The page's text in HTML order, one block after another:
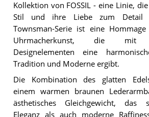
Kollektion von FOSSIL - eine Linie,
Stil und ihre Liebe zum Detail
Townsman-Serie ist eine
Uhrmacherkunst, die mit
Designelementen eine
Tradition und Moderne ergibt.
Die Kombination des glatten
einem warmen braunen
ästhetisches Gleichgewicht, das
Eleganz als auch moderne